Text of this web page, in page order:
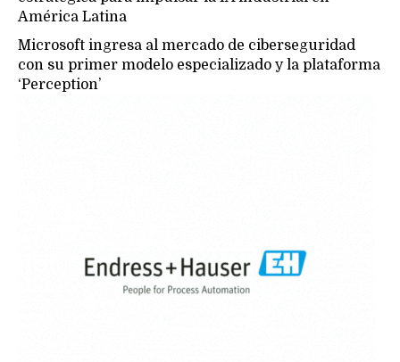
América Latina
Microsoft ingresa al mercado de ciberseguridad
con su primer modelo especializado y la plataforma
‘Perception’